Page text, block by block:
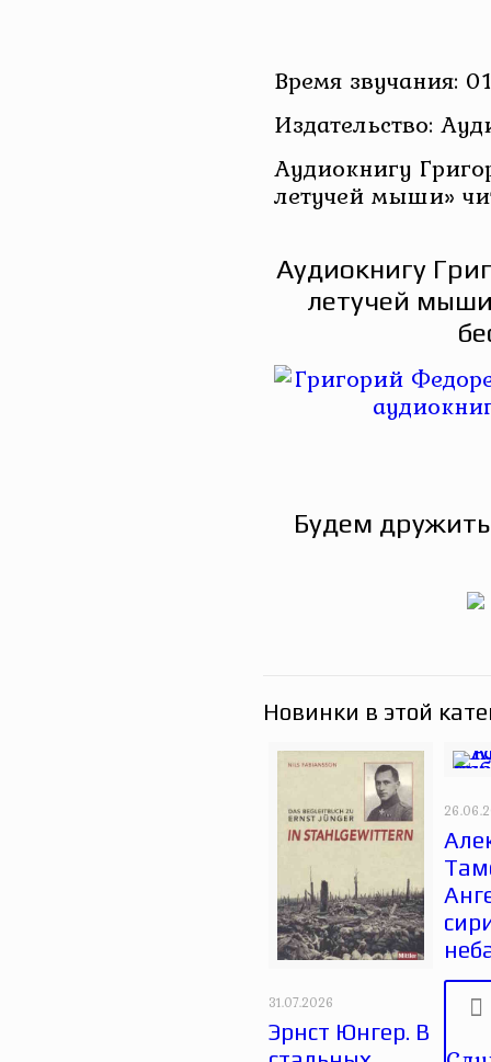
Время звучания:
Издательство:
Аудиокнигу
летучей мыши»
Аудиокнигу
летучей
Будем
Новинки в этой
31.07.2026
Эрнст Юнгер. В